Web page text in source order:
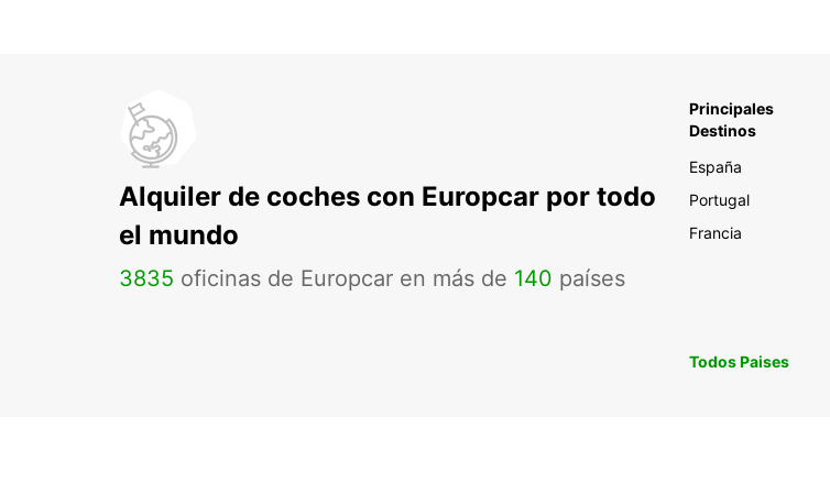
Alquiler de coches con Europcar por todo
el mundo
3835 oficinas de Europcar en más de 140 países
Principales
Destinos
España
Portugal
Francia
Todos Paises